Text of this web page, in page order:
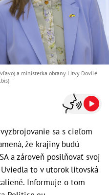
a ministerka obrany Litvy Dovilé
sa s cieľom
že krajiny budú
a zároveň posilňovať svoj
to v utorok litovská
Informuje o tom